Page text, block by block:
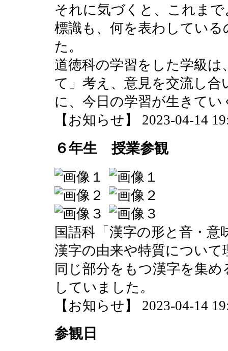
それに気づくと、これま
標識も、何を表わしてい
た。
道徳科の学習をした学級
て」考え、意見を交流し
に、今日の学習が生きて
【お知らせ】 2023-04-14
６年生 授業参観
国語科「漢字の形と音・
漢字の由来や特質につい
同じ部分をもつ漢字を集
していました。
【お知らせ】 2023-04-14
参観日